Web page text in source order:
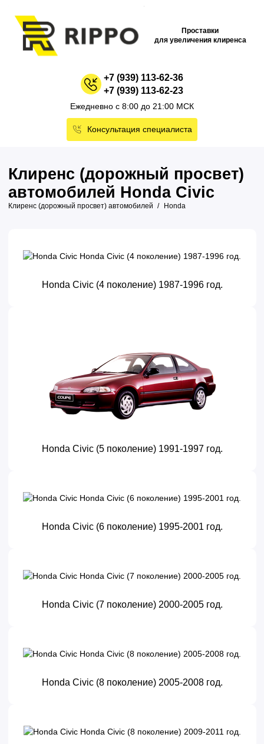
Проставки
для увеличения клиренса
+7 (939) 113-62-36
+7 (939) 113-62-23
Ежедневно с 8:00 до 21:00 МСК
Консультация специалиста
Клиренс (дорожный просвет)
автомобилей Honda Civic
Клиренс (дорожный просвет) автомобилей Honda
Honda Civic (4 поколение) 1987-1996 год.
Honda Civic (5 поколение) 1991-1997 год.
Honda Civic (6 поколение) 1995-2001 год.
Honda Civic (7 поколение) 2000-2005 год.
Honda Civic (8 поколение) 2005-2008 год.